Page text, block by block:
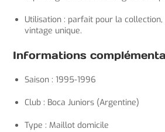
Utilisation : parfait pour la collection,
vintage unique.
Informations
Saison : 1995-1996
Club : Boca Juniors (Argentine)
Type : Maillot domicile